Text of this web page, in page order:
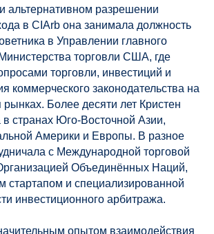
альтернативном разрешении
в CIArb она занимала должность
в Управлении главного
торговли США, где
торговли, инвестиций и
коммерческого законодательства на
Более десяти лет Кристен
в странах Юго-Восточной Азии,
Америки и Европы. В разное
с Международной торговой
Объединённых Наций,
стартапом и специализированной
инвестиционного арбитража.
опытом взаимодействия